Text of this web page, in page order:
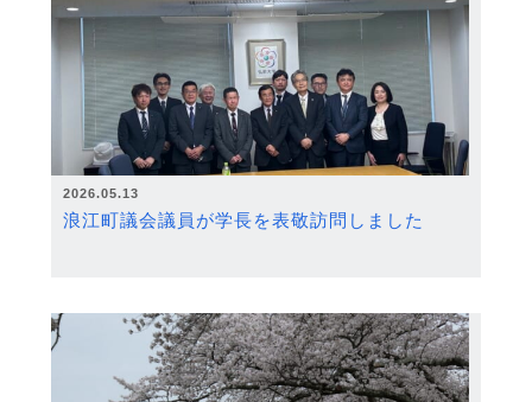
2026.05.13
浪江町議会議員が学長を表敬訪問しました